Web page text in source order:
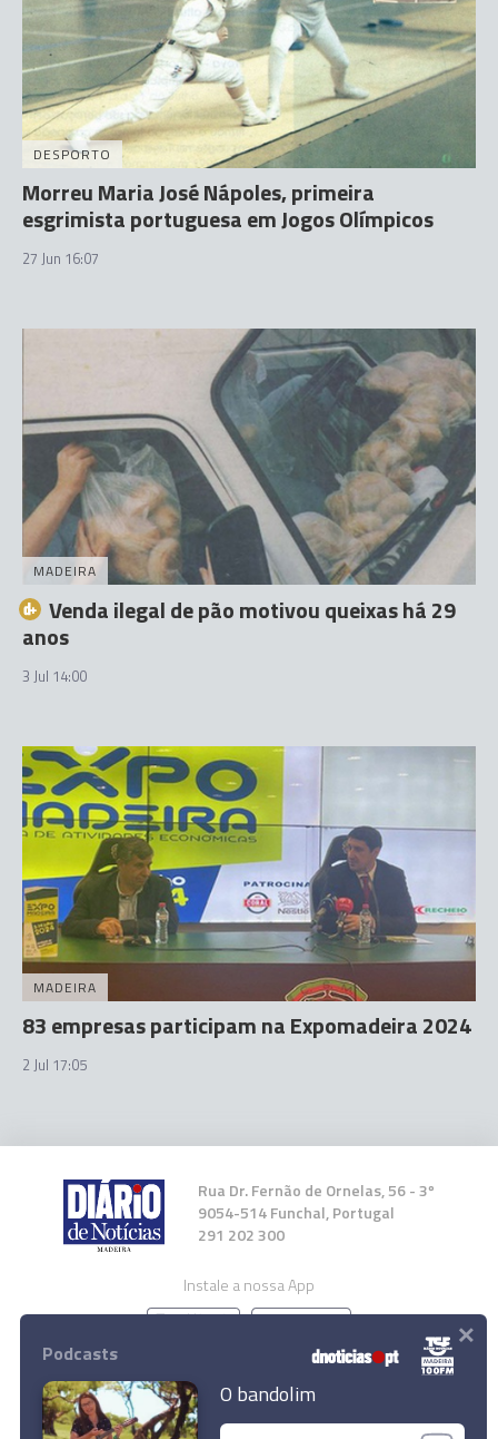
DESPORTO
Morreu Maria José Nápoles, primeira
esgrimista portuguesa em Jogos Olímpicos
27 Jun 16:07
MADEIRA
Venda ilegal de pão motivou queixas há 29
anos
3 Jul 14:00
MADEIRA
83 empresas participam na Expomadeira 2024
2 Jul 17:05
Rua Dr. Fernão de Ornelas, 56 - 3º
9054-514 Funchal, Portugal
291 202 300
Instale a nossa App
Podcasts
O bandolim
×